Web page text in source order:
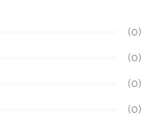
(0)
(0)
(0)
(0)